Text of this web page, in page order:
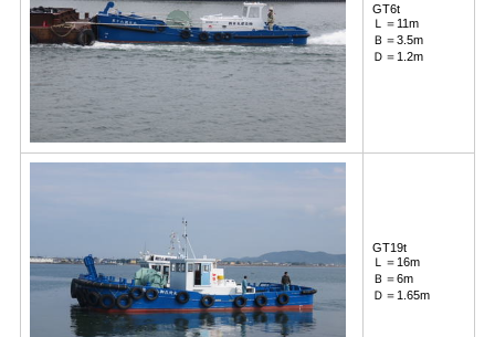
GT6t
Ｌ＝11m
Ｂ＝3.5m
Ｄ＝1.2m
GT19t
Ｌ＝16m
Ｂ＝6m
Ｄ＝1.65m